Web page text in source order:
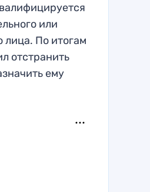
или
лица. По итогам
отстранить
ему